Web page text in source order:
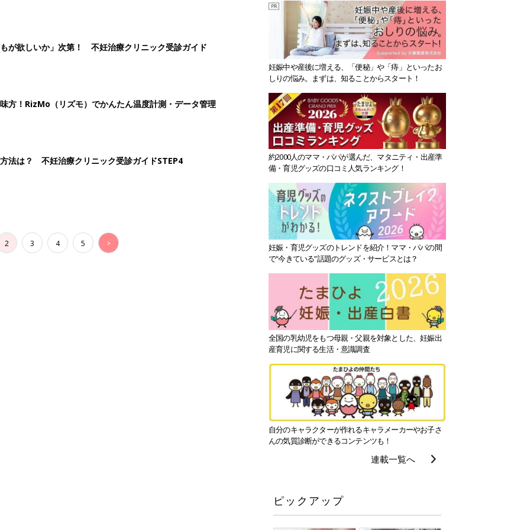
2 3 4 >
妊娠中や産後に増える、「便秘」や「痔」といったお
しりの悩み。まずは、知ることからスタート！
約2000人のママ・パパが選んだ、マタニティ・出産準
備・育児グッズの口コミ人気ランキング！
妊娠・育児グッズのトレンドを紹介！ママ・パパの間
で“今きている”話題のグッズ・サービスとは？
全国の乳幼児をもつ母親・父親を対象とした、妊娠出
産育児に関する生活・意識調査
自分のキャラクターが作れるキャラメーカーやお子さ
んの気質診断ができるコンテンツも！
連載一覧へ
ピックアップ